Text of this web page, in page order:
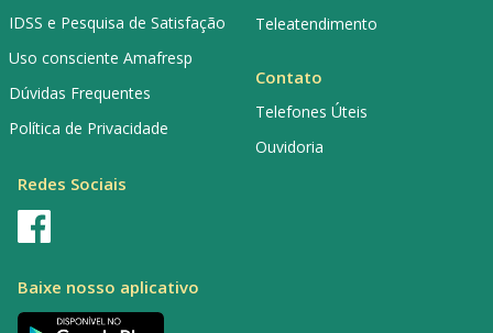
IDSS e Pesquisa de Satisfação
Uso consciente Amafresp
Dúvidas Frequentes
Política de Privacidade
Teleatendimento
Contato
Telefones Úteis
Ouvidoria
Redes Sociais
Baixe nosso aplicativo